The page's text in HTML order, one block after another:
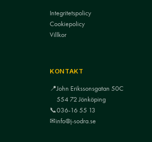
Integritetspolicy
Cookiepolicy
Villkor
KONTAKT
📍John Erikssonsgatan 50C
554 72 Jönköping
📞036-16 55 13
✉info@j-sodra.se